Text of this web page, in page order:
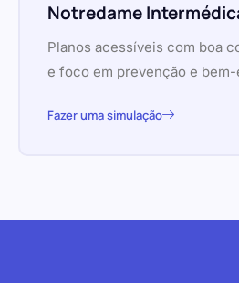
Notredame
Planos acessíveis com boa
e foco em prevenção e bem-
Fazer uma simulação